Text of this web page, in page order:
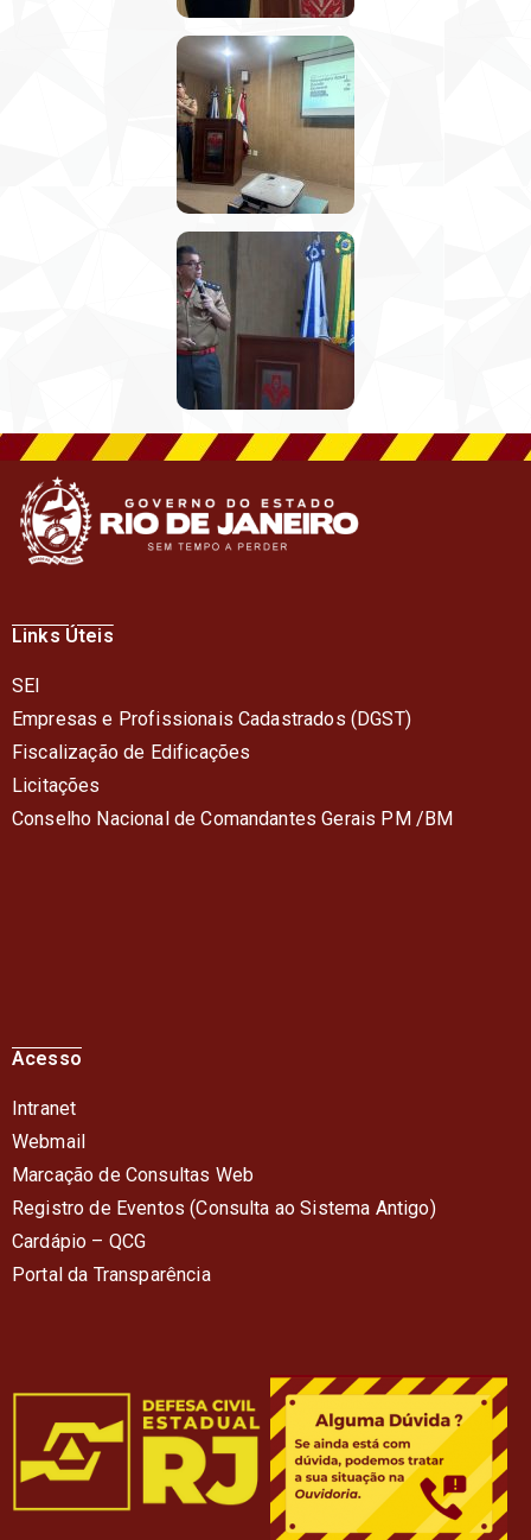
Links Úteis
SEI
Empresas e Profissionais Cadastrados (DGST)
Fiscalização de Edificações
Licitações
Conselho Nacional de Comandantes Gerais PM /BM
Acesso
Intranet
Webmail
Marcação de Consultas Web
Registro de Eventos (Consulta ao Sistema Antigo)
Cardápio – QCG
Portal da Transparência